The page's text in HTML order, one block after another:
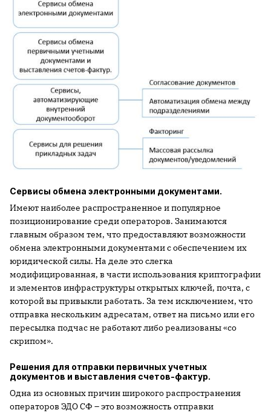
Сервисы обмена электронными документами.
Имеют наиболее распространенное и популярное
позиционирование среди операторов. Занимаются
главным образом тем, что предоставляют возможности
обмена электронными документами с обеспечением их
юридической силы. На деле это слегка
модифицированная, в части использования криптографии
и элементов инфраструктуры открытых ключей, почта, с
которой вы привыкли работать. За тем исключением, что
отправка нескольким адресатам, ответ на письмо или его
пересылка подчас не работают либо реализованы «со
скрипом».
Решения для отправки первичных учетных
документов и выставления счетов-фактур.
Одна из основных причин широкого распространения
операторов ЭДО СФ – это возможность отправки